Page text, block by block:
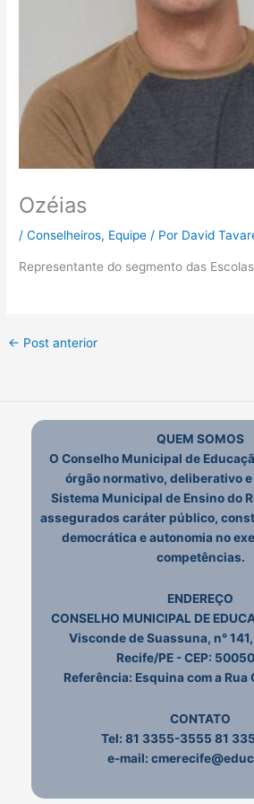
Ozéias
/Conselheiros, Equipe / Por David
Representante do segmento das
← Post anterior
QUEM SOMOS
O Conselho Municipal de
órgão normativo, deliberativo
Sistema Municipal de Ensino do
assegurados caráter público,
democrática e autonomia no
competências.
ENDEREÇO
CONSELHO MUNICIPAL DE
Visconde de Suassuna, n°
Recife/PE - CEP:
Referência: Esquina com a Rua
CONTATO
Tel: 81 3355-3555 81
e-mail: